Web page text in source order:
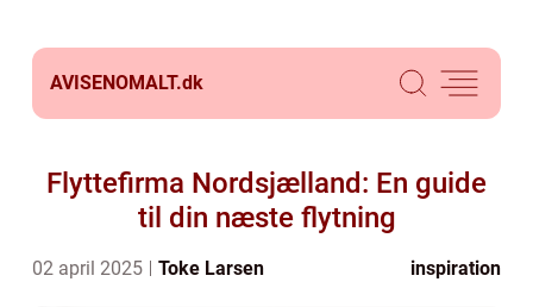
AVISENOMALT.dk
Flyttefirma Nordsjælland: En guide
til din næste flytning
02 april 2025 Toke Larsen inspiration